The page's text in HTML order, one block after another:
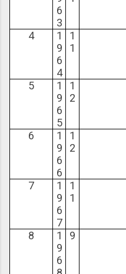
6
3
4
1
9
6
4
1
1
5
1
9
6
5
1
2
6
1
9
6
6
1
2
7
1
9
6
7
1
1
8
1
9
6
9